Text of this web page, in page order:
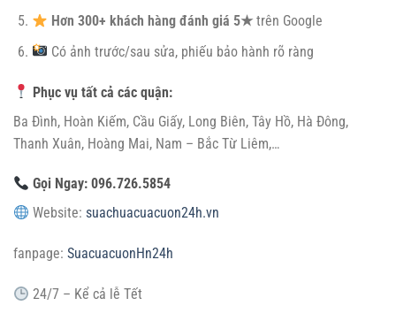
Hơn 300+ khách hàng đánh giá 5★ trên Google
Có ảnh trước/sau sửa, phiếu bảo hành rõ ràng
Phục vụ tất cả các quận:
Ba Đình, Hoàn Kiếm, Cầu Giấy, Long Biên, Tây Hồ, Hà Đông,
Thanh Xuân, Hoàng Mai, Nam – Bắc Từ Liêm,…
Gọi Ngay:096.726.5854
Website:suachuacuacuon24h.vn
fanpage: SuacuacuonHn24h
24/7 – Kể cả lễ Tết